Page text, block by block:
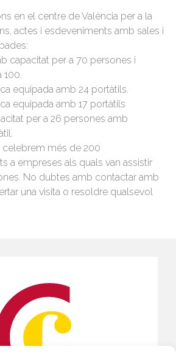
en el centre de València per a la
actes i esdeveniments amb sales i
capacitat per a 70 persones i
100.
equipada amb 24 portàtils.
equipada amb 17 portàtils
per a 26 persones amb
celebrem més de 200
a empreses als quals van assistir
No dubtes amb contactar amb
una visita o resoldre qualsevol